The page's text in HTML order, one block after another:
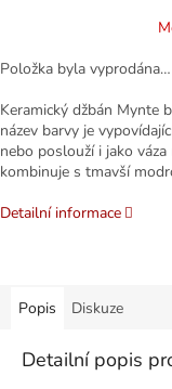
Položka byla vyprodána…
Keramický džbán Mynte
název barvy je
nebo poslouží i jako
kombinuje s tmavší
Detailní informace
Popis Diskuze
Detailní popis